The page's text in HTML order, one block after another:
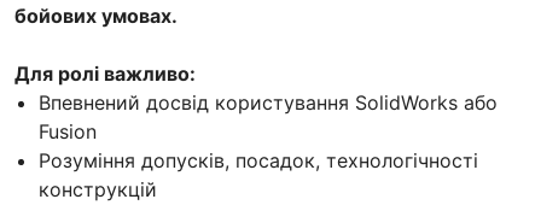
бойових умовах.
Для ролі важливо:
Впевнений досвід користування SolidWorks або
Fusion
Розуміння допусків, посадок, технологічності
конструкцій